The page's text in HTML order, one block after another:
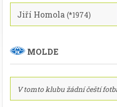
Jiří Homola (*1974)
MOLDE
V tomto klubu žádní čeští